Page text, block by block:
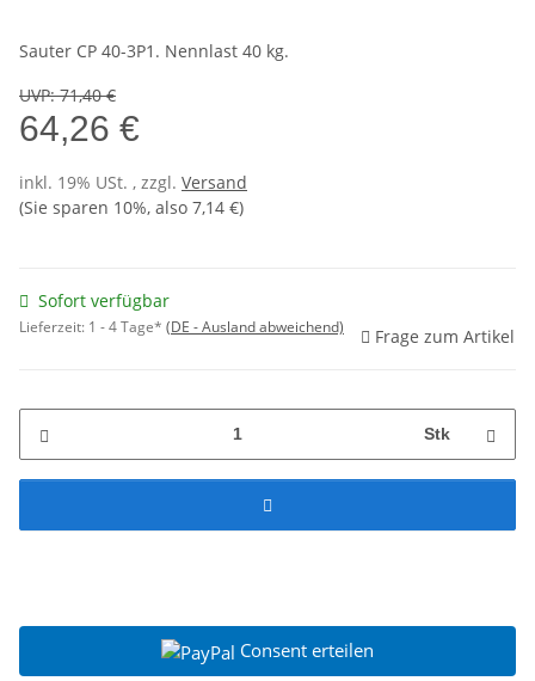
Sauter CP 40-3P1. Nennlast 40 kg.
UVP:71,40 €
64,26 €
inkl. 19% USt. , zzgl. Versand
(Sie sparen 10%, also 7,14 €)
Sofort verfügbar
Lieferzeit: 1 - 4 Tage* (DE - Ausland abweichend) Frage zum Artikel
Stk
Consent erteilen